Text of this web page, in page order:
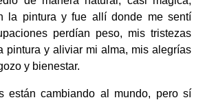
la pintura y fue allí donde me sentí
perdían peso, mis tristezas
pintura y aliviar mi alma, mis alegrías
y bienestar.
están cambiando al mundo, pero sí